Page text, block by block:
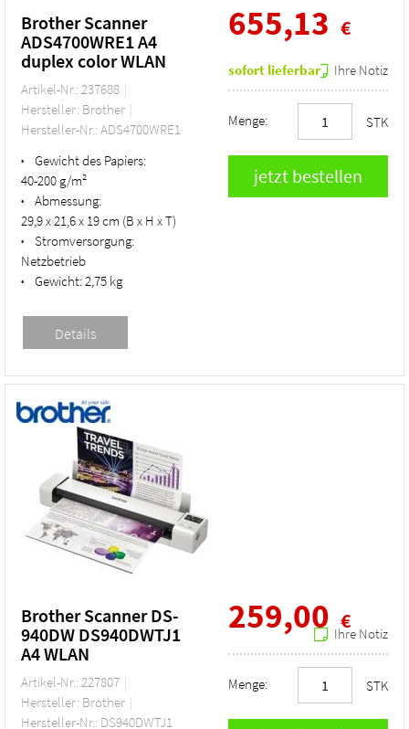
Brother Scanner
ADS4700WRE1 A4
duplex color WLAN
Artikel-Nr.: 237688
Hersteller: Brother
Hersteller-Nr.: ADS4700WRE1
•
Gewicht des Papiers:
40-200 g/m²
•
Abmessung:
29,9 x 21,6 x 19 cm (B x H x T)
•
Stromversorgung:
Netzbetrieb
• Gewicht:2,75 kg
655,13 €
sofort lieferbar Ihre Notiz
Menge: STK
Brother Scanner DS-
940DW DS940DWTJ1
A4 WLAN
Artikel-Nr.: 227807
Hersteller: Brother
Hersteller-Nr.: DS940DWTJ1
259,00 €
Ihre Notiz
Menge: STK